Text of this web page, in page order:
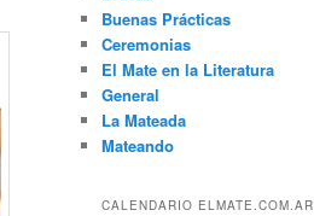
Buenas Prácticas
Ceremonias
El Mate en la Literatura
General
La Mateada
Mateando
CALENDARIO ELMATE.COM.AR